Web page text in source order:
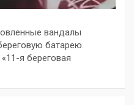
вандалы
батарею.
я береговая